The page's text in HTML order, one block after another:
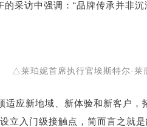
采访中强调：“品牌传承并非
△莱珀妮首席执行官埃斯特尔·莱
应新地域、新体验和新客户
立入门级接触点，简而言之就